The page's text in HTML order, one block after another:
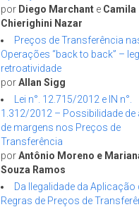
por Diego Marchant e Camila
Chierighini Nazar
Preços de Transferência
Operações “back to back” –
retroatividade
porAllan Sigg
Lei n°. 12.715/2012 e IN n°.
1.312/2012 – Possibilidade de
de margens nos Preços de
Transferência
porAntônio Moreno e
Souza Ramos
Da Ilegalidade da Aplicação
Regras de Preços de